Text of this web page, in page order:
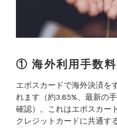
① 海外利用手数
エポスカードで海外決済を
れます（約3.85%、最新の
確認）。これはエポスカー
クレジットカードに共通す